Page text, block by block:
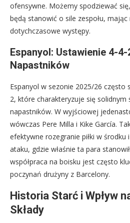
ofensywne. Możemy spodziewać
będą stanowić o sile zespołu, mając
dotychczasowe występy.
Espanyol: Ustawienie 4-4-
Napastników
Espanyol w sezonie 2025/26 często
2, które charakteryzuje się
napastników. W wyjściowej
wówczas Pere Milla i Kike García.
efektywne rozegranie piłki w środku
ataku, gdzie właśnie ta para
współpraca na boisku jest często
poczynań drużyny z Barcelony.
Historia Starć i Wpływ
Składy